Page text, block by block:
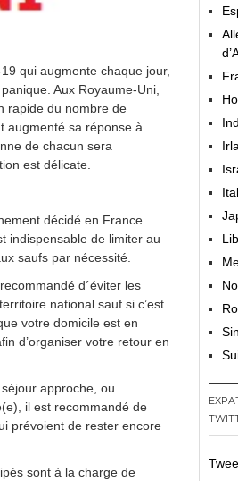
qui augmente chaque jour,
Aux Royaume-Uni,
rapide du nombre de
augmenté sa réponse à
de chacun sera
est délicate.
décidé en France
indispensable de limiter au
saufs par nécessité.
d´éviter les
national sauf si c’est
votre domicile est en
d’organiser votre retour en
approche, ou
il est recommandé de
prévoient de rester encore
sont à la charge de